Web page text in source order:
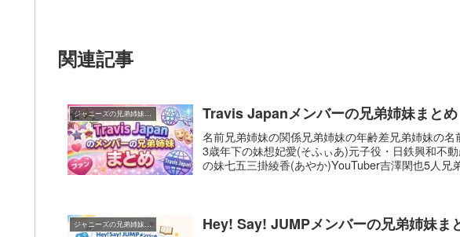
関連記事
ジャニーズの兄弟姉妹まとめ Travis Japanメンバーの兄弟姉妹まとめ
名前兄弟姉妹の関係兄弟姉妹の年齢差兄弟姉妹の
3歳年下の妹想妃愛(そふぃあ)元子役・日鉄興和不
の妹七五三掛綾香(あやか)YouTuber吉澤閑也5人兄
ジャニーズの兄弟姉妹まとめ Hey! Say! JUMPメンバーの兄弟姉妹ま